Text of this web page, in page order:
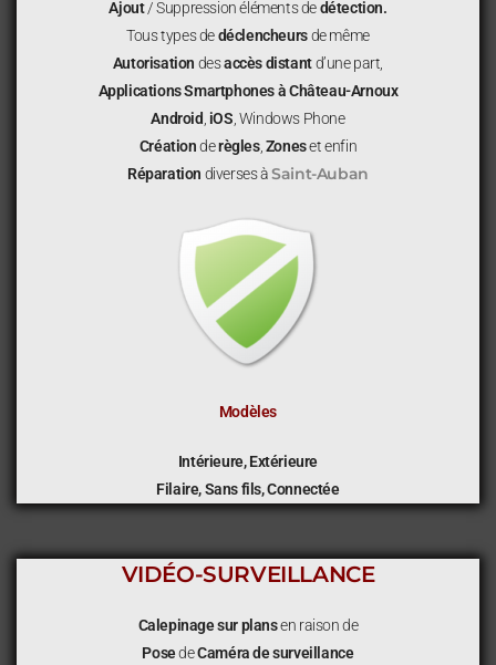
Ajout/ Suppression éléments dedétection.
Tous types dedéclencheursde même
Autorisation desaccès distantd’une part,
ApplicationsSmartphonesà Château-Arnoux
Android iOS , Windows Phone
Créationderègles, Zoneset enfin
Réparation diverses àSaint-Auban
Modèles
Intérieure, Extérieure
Filaire, Sans fils, Connectée
VIDÉO-SURVEILLANCE
Calepinage sur plansen raison de
PosedeCaméra de surveillance